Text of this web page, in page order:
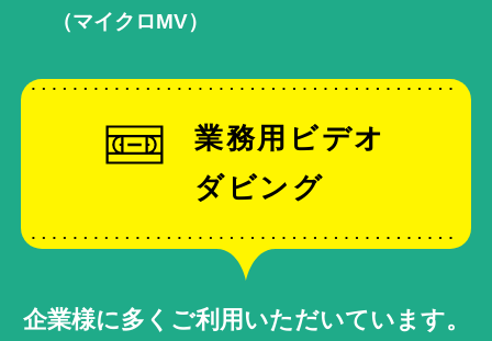
（マイクロMV）
業務用ビデオ
ダビング
企業様に多くご利用いただいています。